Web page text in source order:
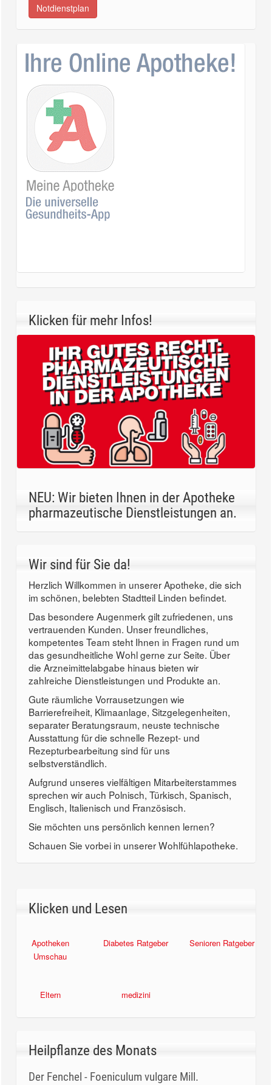
Notdienstplan
Klicken für mehr Infos!
NEU: Wir bieten Ihnen in der Apotheke
pharmazeutische Dienstleistungen an.
Wir sind für Sie da!
Herzlich Willkommen in unserer Apotheke, die sich
im schönen, belebten Stadtteil Linden befindet.
Das besondere Augenmerk gilt zufriedenen, uns
vertrauenden Kunden. Unser freundliches,
kompetentes Team steht Ihnen in Fragen rund um
das gesundheitliche Wohl gerne zur Seite. Über
die Arzneimittelabgabe hinaus bieten wir
zahlreiche Dienstleistungen und Produkte an.
Gute räumliche Vorrausetzungen wie
Barrierefreiheit, Klimaanlage, Sitzgelegenheiten,
separater Beratungsraum, neuste technische
Ausstattung für die schnelle Rezept- und
Rezepturbearbeitung sind für uns
selbstverständlich.
Aufgrund unseres vielfältigen Mitarbeiterstammes
sprechen wir auch Polnisch, Türkisch, Spanisch,
Englisch, Italienisch und Französisch.
Sie möchten uns persönlich kennen lernen?
Schauen Sie vorbei in unserer Wohlfühlapotheke.
Klicken und Lesen
Apotheken
Umschau
Diabetes Ratgeber Senioren Ratgeber
Eltern medizini
Heilpflanze des Monats
Der Fenchel - Foeniculum vulgare Mill.